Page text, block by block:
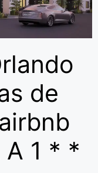
de
A 1 * *